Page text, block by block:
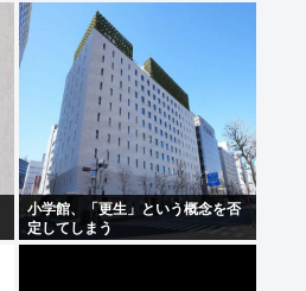
小学館、「更生」という概念を否
定してしまう